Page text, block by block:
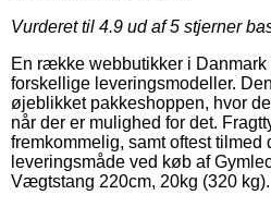
Vurderet til 4.9 ud af 5 stjerner
En række webbutikker i
forskellige leveringsmodeller.
øjeblikket pakkeshoppen, hvor
når der er mulighed for det.
fremkommelig, samt oftest tilmed
leveringsmåde ved køb af
Vægtstang 220cm, 20kg (320 kg).